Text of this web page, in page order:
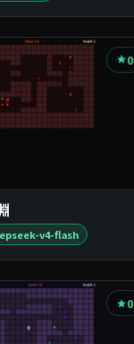
0
v4-flash
0